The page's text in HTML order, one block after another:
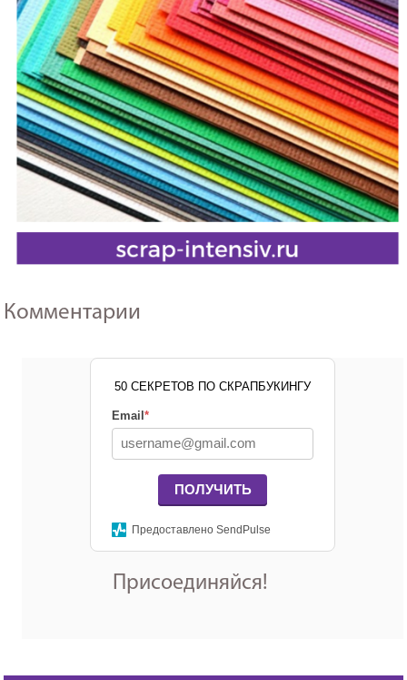
Комментарии
50 СЕКРЕТОВ ПО СКРАПБУКИНГУ
Email*
ПОЛУЧИТЬ
Предоставлено SendPulse
Присоединяйся!